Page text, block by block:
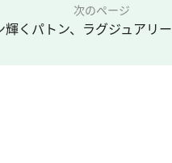
次のページ
輝くパトン、ラグジュアリ